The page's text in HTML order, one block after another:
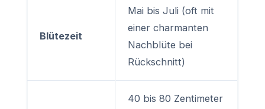
Blütezeit
Mai bis Juli (oft mit
einer charmanten
Nachblüte bei
Rückschnitt)
40 bis 80 Zentimeter